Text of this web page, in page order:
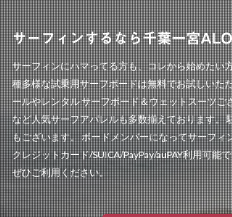
サーフィンするなら千葉一宮
サーフィンにハマってる方も、コレから始めたい
種多様な試乗用サーフボードは無料でお試しいた
ールやレンタル サーフボード＆ウェットスーツご
など人気サーフアパレルも多数揃えております。
もございます。 ボードメンバーになってサーフィ
クレジットカード/SUICA/PayPay/auPAY利用可能
ぜひご利用ください。